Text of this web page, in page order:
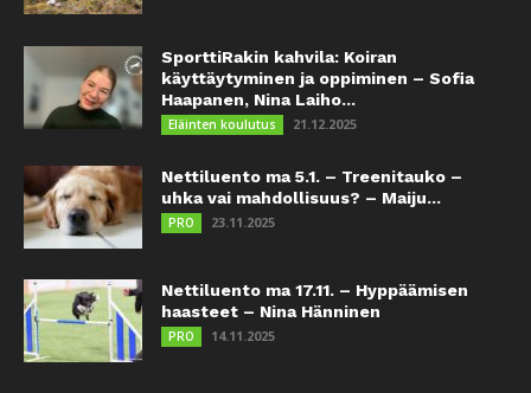
SporttiRakin kahvila: Koiran
käyttäytyminen ja oppiminen – Sofia
Haapanen, Nina Laiho...
Eläinten koulutus 21.12.2025
Nettiluento ma 5.1. – Treenitauko –
uhka vai mahdollisuus? – Maiju...
PRO 23.11.2025
Nettiluento ma 17.11. – Hyppäämisen
haasteet – Nina Hänninen
PRO 14.11.2025